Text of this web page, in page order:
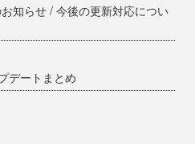
知らせ / 今後の更新対応につい
デートまとめ